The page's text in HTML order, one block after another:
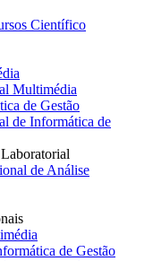
Científico
Multimédia
de Gestão
de Informática de
de Análise
de Gestão